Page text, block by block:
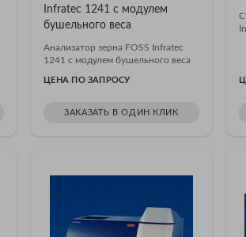
Infratec 1241 с модулем
бушельного веса
Анализатор зерна FOSS Infratec
1241 с модулем бушельного веса
ЦЕНА ПО ЗАПРОСУ
ЗАКАЗАТЬ В ОДИН КЛИК